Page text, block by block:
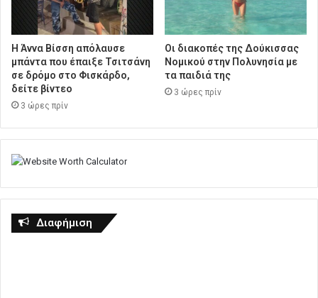
Η Άννα Βίσση απόλαυσε
μπάντα που έπαιξε Τσιτσάνη
σε δρόμο στο Φισκάρδο,
δείτε βίντεο
3 ώρες πρίν
Οι διακοπές της Δούκισσας
Νομικού στην Πολυνησία με
τα παιδιά της
3 ώρες πρίν
Διαφήμιση